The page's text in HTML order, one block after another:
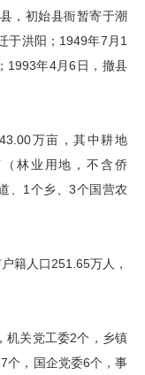
，初始县衙暂寄于潮
于洪阳；1949年7月1
1993年4月6日，撤县
万亩，其中耕地
林业用地，不含侨
、1个乡、3个国营农
籍人口251.65万人，
关党工委2个，乡镇
个，国企党委6个，事